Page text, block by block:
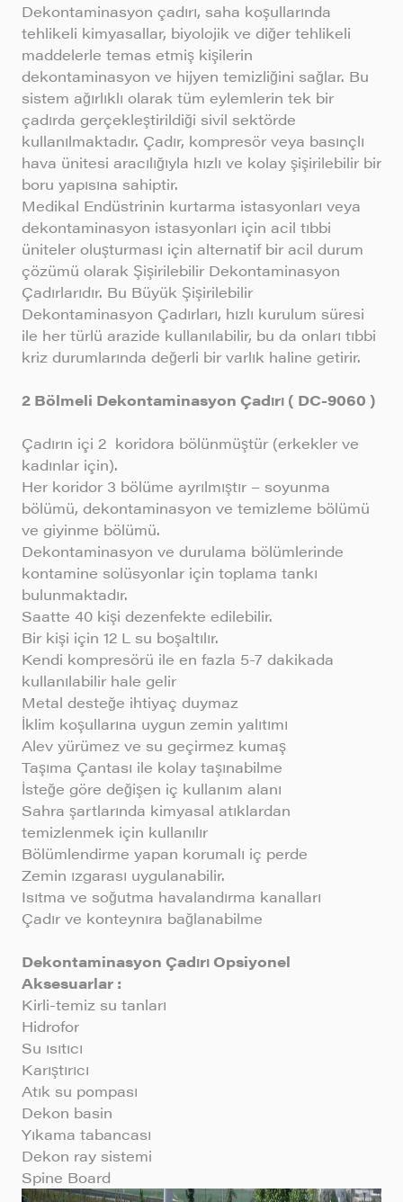
Dekontaminasyon çadırı, saha koşullarında
tehlikeli kimyasallar, biyolojik ve diğer tehlikeli
maddelerle temas etmiş kişilerin
dekontaminasyon ve hijyen temizliğini sağlar. Bu
sistem ağırlıklı olarak tüm eylemlerin tek bir
çadırda gerçekleştirildiği sivil sektörde
kullanılmaktadır. Çadır, kompresör veya basınçlı
hava ünitesi aracılığıyla hızlı ve kolay şişirilebilir bir
boru yapısına sahiptir.
Medikal Endüstrinin kurtarma istasyonları veya
dekontaminasyon istasyonları için acil tıbbi
üniteler oluşturması için alternatif bir acil durum
çözümü olarak Şişirilebilir Dekontaminasyon
Çadırlarıdır. Bu Büyük Şişirilebilir
Dekontaminasyon Çadırları, hızlı kurulum süresi
ile her türlü arazide kullanılabilir, bu da onları tıbbi
kriz durumlarında değerli bir varlık haline getirir.
2 Bölmeli Dekontaminasyon Çadırı ( DC-9060 )
Çadırın içi 2 koridora bölünmüştür (erkekler ve
kadınlar için).
Her koridor 3 bölüme ayrılmıştır – soyunma
bölümü, dekontaminasyon ve temizleme bölümü
ve giyinme bölümü.
Dekontaminasyon ve durulama bölümlerinde
kontamine solüsyonlar için toplama tankı
bulunmaktadır.
Saatte 40 kişi dezenfekte edilebilir.
Bir kişi için 12 L su boşaltılır.
Kendi kompresörü ile en fazla 5-7 dakikada
kullanılabilir hale gelir
Metal desteğe ihtiyaç duymaz
İklim koşullarına uygun zemin yalıtımı
Alev yürümez ve su geçirmez kumaş
Taşıma Çantası ile kolay taşınabilme
İsteğe göre değişen iç kullanım alanı
Sahra şartlarında kimyasal atıklardan
temizlenmek için kullanılır
Bölümlendirme yapan korumalı iç perde
Zemin ızgarası uygulanabilir.
Isıtma ve soğutma havalandırma kanalları
Çadır ve konteynıra bağlanabilme
Dekontaminasyon Çadırı Opsiyonel
Aksesuarlar :
Kirli-temiz su tanları
Hidrofor
Su ısıtıcı
Karıştırıcı
Atık su pompası
Dekon basin
Yıkama tabancası
Dekon ray sistemi
Spine Board